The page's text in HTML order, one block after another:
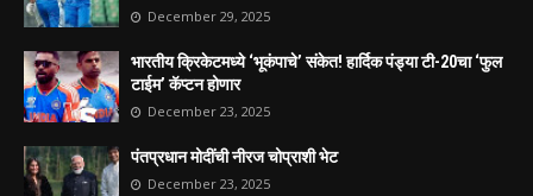
December 29, 2025
भारतीय क्रिकेटमध्ये ‘भूकंपाचे’ संकेत! हार्दिक पंड्या टी-20चा ‘फुल
टाईम’ कॅप्टन होणार
December 23, 2025
पंतप्रधान मोदींची नीरज चोप्राशी भेट
December 23, 2025